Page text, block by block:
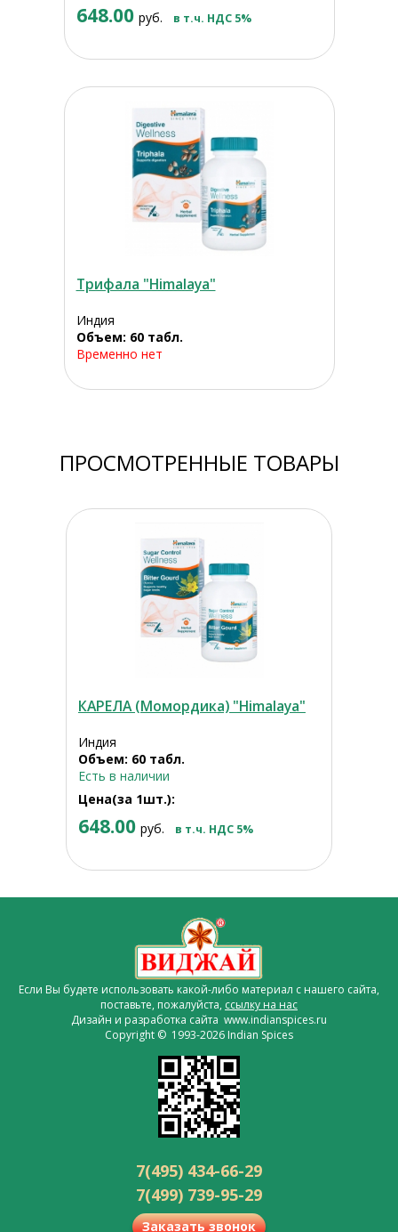
648.00 руб. в т.ч. НДС 5%
Трифала "Himalaya"
Индия
Объем: 60 табл.
Временно нет
ПРОСМОТРЕННЫЕ ТОВАРЫ
КАРЕЛА (Момордика) "Himalaya"
Индия
Объем: 60 табл.
Есть в наличии
Цена(за 1шт.):
648.00 руб. в т.ч. НДС 5%
Если Вы будете использовать какой-либо материал с нашего сайта,
поставьте, пожалуйста, ссылку на нас
Дизайн и разработка сайта www.indianspices.ru
Copyright © 1993-2026 Indian Spices
7(495) 434-66-29
7(499) 739-95-29
Заказать звонок